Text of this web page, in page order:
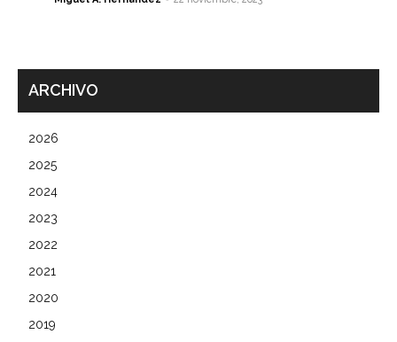
ARCHIVO
2026
2025
2024
2023
2022
2021
2020
2019